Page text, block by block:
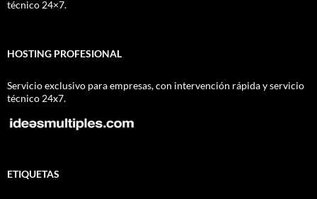
técnico 24×7.
HOSTING PROFESIONAL
Servicio exclusivo para empresas, con intervención rápida y servicio
técnico 24x7.
ETIQUETAS